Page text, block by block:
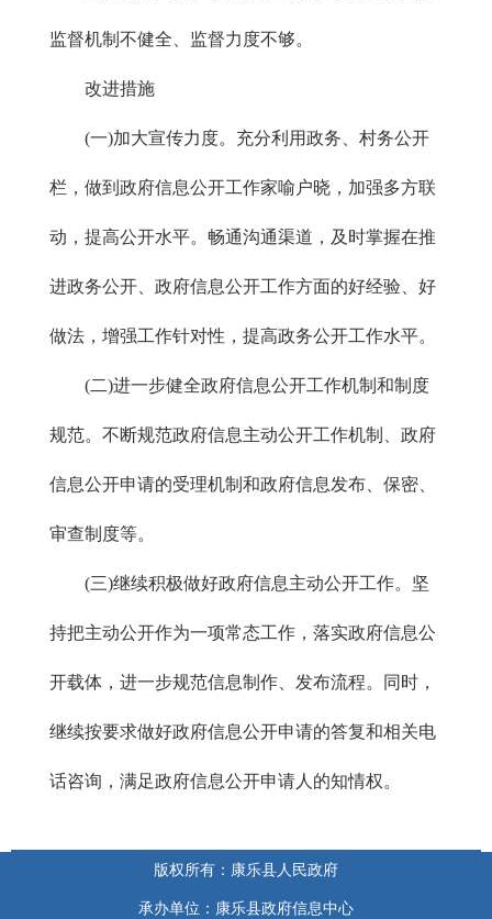
监督机制不健全、监督力度不够。
改进措施
(一)加大宣传力度。充分利用政务、村务公开
栏，做到政府信息公开工作家喻户晓，加强多方联
动，提高公开水平。畅通沟通渠道，及时掌握在推
进政务公开、政府信息公开工作方面的好经验、好
做法，增强工作针对性，提高政务公开工作水平。
(二)进一步健全政府信息公开工作机制和制度
规范。不断规范政府信息主动公开工作机制、政府
信息公开申请的受理机制和政府信息发布、保密、
审查制度等。
(三)继续积极做好政府信息主动公开工作。坚
持把主动公开作为一项常态工作，落实政府信息公
开载体，进一步规范信息制作、发布流程。同时，
继续按要求做好政府信息公开申请的答复和相关电
话咨询，满足政府信息公开申请人的知情权。
版权所有：康乐县人民政府
承办单位：康乐县政府信息中心